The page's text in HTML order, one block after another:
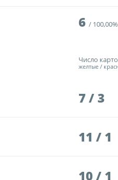
6 100,00%
Число
желтые /
7 / 3
11 / 1
10 / 1